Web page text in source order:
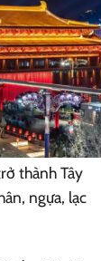
thành Tây
ngựa, lạc